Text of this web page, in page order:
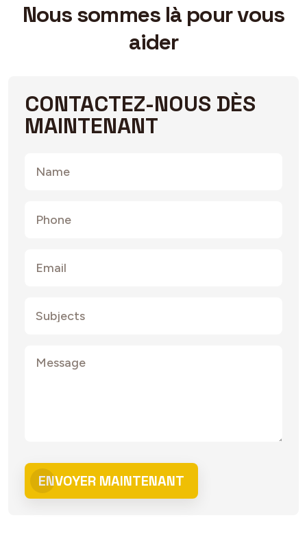
Nous sommes là pour vous
aider
CONTACTEZ-NOUS DÈS
MAINTENANT
ENVOYER MAINTENANT